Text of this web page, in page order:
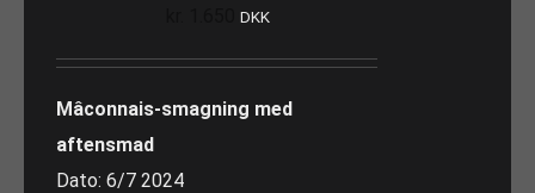
DKK
Mâconnais-smagning med
aftensmad
Dato: 6/7 2024